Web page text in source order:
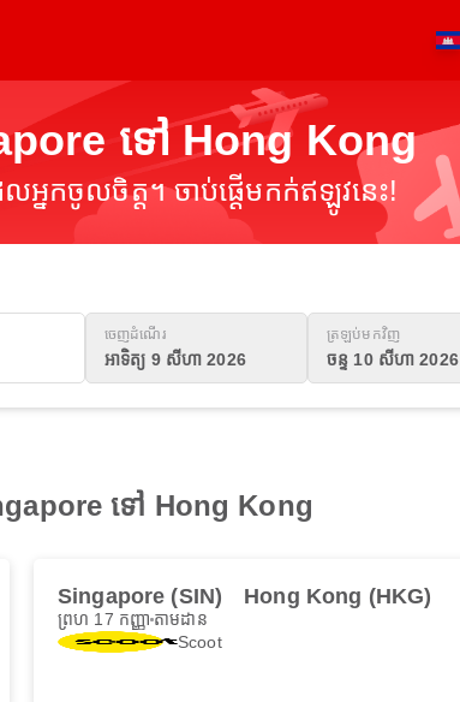
ទៅ Hong Kong
នកចូលចិត្ត។ ចាប់ផ្តើមកក់ឥឡូវនេះ!
ចេញដំណើរ
អាទិត្យ 9 សីហា 2026
ត្រឡប់មកវិញ
ចន្ទ 10 សីហា 2026
ទៅ Hong Kong
Singapore (SIN) Hong Kong (HKG)
ព្រហ 17 កញ្ញា តាមដាន
Scoot